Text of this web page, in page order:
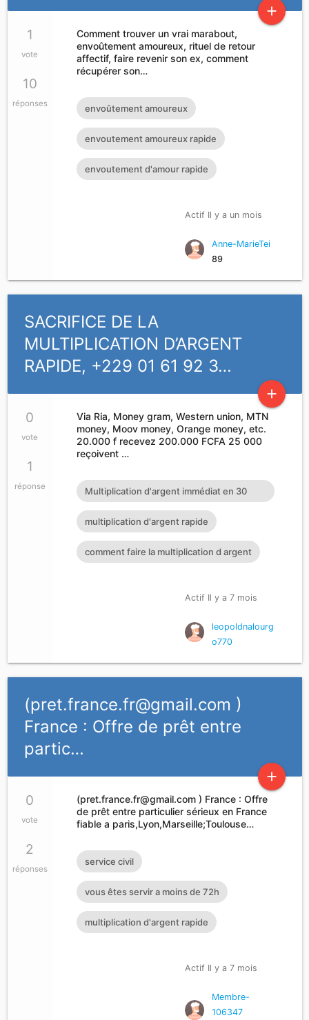
add
1
vote
10
réponses
Comment trouver un vrai marabout,
envoûtement amoureux, rituel de retour
affectif, faire revenir son ex, comment
récupérer son…
envoûtement amoureux
envoutement amoureux rapide
envoutement d'amour rapide
Actif Il y a un mois
Anne-MarieTei
89
SACRIFICE DE LA
MULTIPLICATION D’ARGENT
RAPIDE, +229 01 61 92 3…
add
0
vote
1
réponse
Via Ria, Money gram, Western union, MTN
money, Moov money, Orange money, etc.
20.000 f recevez 200.000 FCFA 25 000
reçoivent …
Multiplication d'argent immédiat en 30
minutes
multiplication d'argent rapide
comment faire la multiplication d argent
Actif Il y a 7 mois
leopoldnalourg
o770
(pret.france.fr@gmail.com )
France : Offre de prêt entre
partic…
add
0
vote
2
réponses
(pret.france.fr@gmail.com) France : Offre
de prêt entre particulier sérieux en France
fiable a paris,Lyon,Marseille;Toulouse…
service civil
vous êtes servir a moins de 72h
multiplication d'argent rapide
Actif Il y a 7 mois
Membre-
106347